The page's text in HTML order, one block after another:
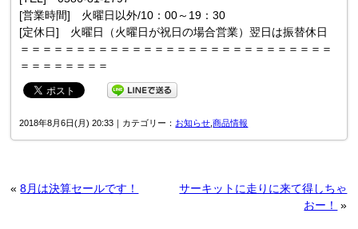
[営業時間] 火曜日以外/10：00～19：30
[定休日] 火曜日（火曜日が祝日の場合営業）翌日は振替休日
＝＝＝＝＝＝＝＝＝＝＝＝＝＝＝＝＝＝＝＝＝＝＝＝＝＝＝＝
＝＝＝＝＝＝＝＝
2018年8月6日(月) 20:33｜カテゴリー： お知らせ ,商品情報
«8月は決算セールです！
サーキットに走りに来て得しちゃ
おー！
»